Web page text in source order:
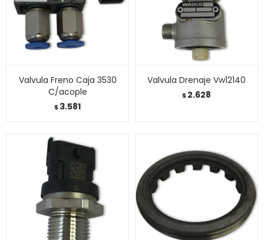
Valvula Freno Caja 3530
C/acople
$3.581
Valvula Drenaje Vw12140
$2.628